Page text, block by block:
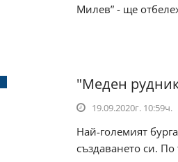
Милев” - ще
"Меден
19.09.2020г. 10:59ч.
Най-големият
създаването си.